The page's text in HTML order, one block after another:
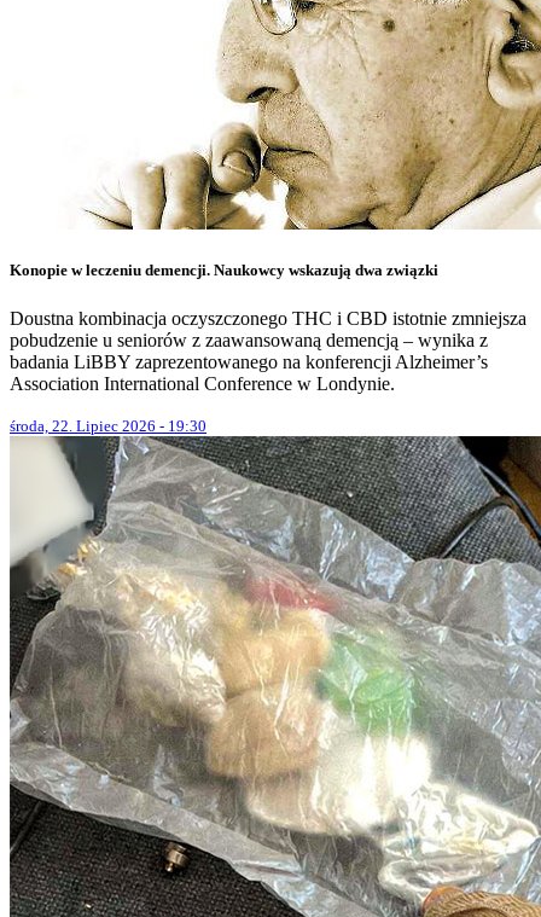
Konopie w leczeniu demencji. Naukowcy wskazują dwa związki
Doustna kombinacja oczyszczonego THC i CBD istotnie zmniejsza
pobudzenie u seniorów z zaawansowaną demencją – wynika z
badania LiBBY zaprezentowanego na konferencji Alzheimer’s
Association International Conference w Londynie.
środa, 22. Lipiec 2026 - 19:30